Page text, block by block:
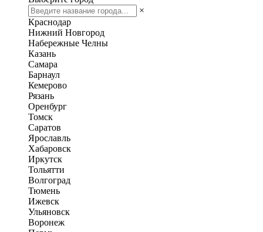
×
Краснодар
Нижний Новгород
Набережные Челны
Казань
Самара
Барнаул
Кемерово
Рязань
Оренбург
Томск
Саратов
Ярославль
Хабаровск
Иркутск
Тольятти
Волгоград
Тюмень
Ижевск
Ульяновск
Воронеж